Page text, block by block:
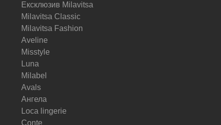
Ексклюзив Milavitsa
Milavitsa Classic
Milavitsa Fashion
Aveline
Misstyle
Luna
Milabel
Avals
Ангела
Loca lingerie
Conte